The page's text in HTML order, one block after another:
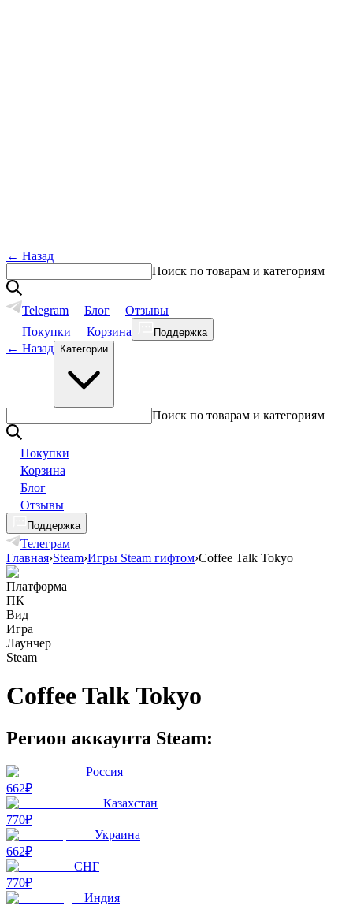
← Назад
Поиск по товарам и категориям
Telegram Блог
Отзывы
Покупки
Корзина Поддержка
← Назад Категории
Поиск по товарам и категориям
Покупки
Корзина
Блог
Отзывы
Поддержка
Телеграм
Главная›Steam›Игры Steam гифтом›Coffee Talk Tokyo
Платформа
ПК
Вид
Игра
Лаунчер
Steam
Coffee Talk Tokyo
Регион аккаунта Steam:
Россия
662₽
Казахстан
770₽
Украина
662₽
СНГ
770₽
Индия